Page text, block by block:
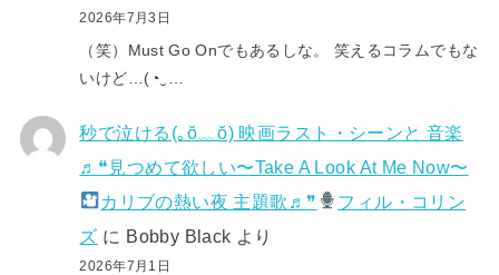
2026年7月3日
（笑）Must Go Onでもあるしな。 笑えるコラムでもな
いけど…(⁠◔⁠‿⁠…
秒で泣ける(⁠｡⁠ŏ⁠﹏⁠ŏ⁠) 映画ラスト・シーンと 音楽
♬❝見つめて欲しい〜Take A Look At Me Now〜
カリブの熱い夜 主題歌♬❞
フィル・コリン
ズ に Bobby Black より
2026年7月1日